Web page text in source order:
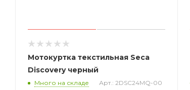
Мотокуртка текстильная Seca
Discovery черный
Много на складе Арт.: 2DSC24MQ-00